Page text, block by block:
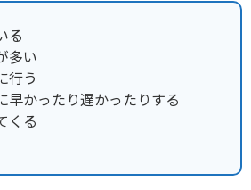
る
多い
行う
早かったり遅かったりする
くる